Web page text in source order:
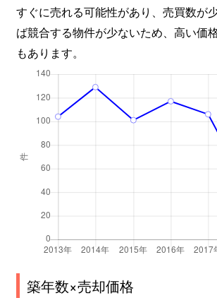
すぐに売れる可能性があり、売買数が
ば競合する物件が少ないため、高い価
もあります。
築年数×売却価格